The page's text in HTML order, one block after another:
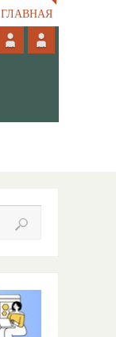
ГЛАВНАЯ